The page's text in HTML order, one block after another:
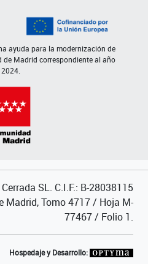
ayuda para la modernización de
de Madrid correspondiente al año
2024.
Cerrada SL. C.I.F.: B-28038115
Madrid, Tomo 4717 / Hoja M-
77467 / Folio 1.
Hospedaje y Desarrollo: